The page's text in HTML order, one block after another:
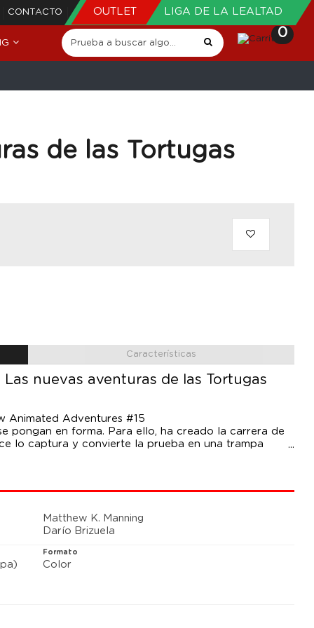
CONTACTO OUTLET LIGA DE LA LEALTAD
0
de las Tortugas
Características
nuevas aventuras de las Tortugas
Animated Adventures #15
pongan en forma. Para ello, ha creado la carrera de
lo captura y convierte la prueba en una trampa
Leo?
Matthew K. Manning
Darío Brizuela
Formato
Color